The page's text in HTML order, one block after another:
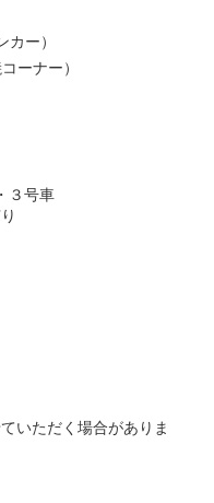
カー）
ーナー）
３号車
いただく場合がありま